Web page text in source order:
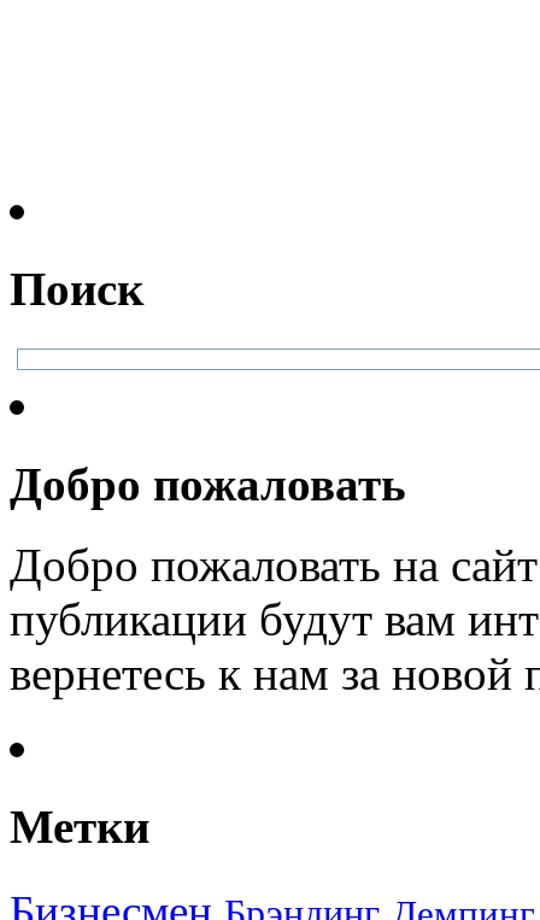
Поиск
Добро пожаловать
Добро пожаловать на
публикации будут вам
вернетесь к нам за
Метки